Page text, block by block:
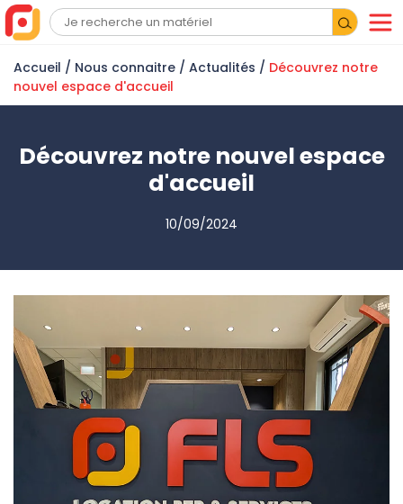
Accueil / Nous connaitre / Actualités / Découvrez notre
nouvel espace d'accueil
Découvrez notre nouvel espace
d'accueil
10/09/2024